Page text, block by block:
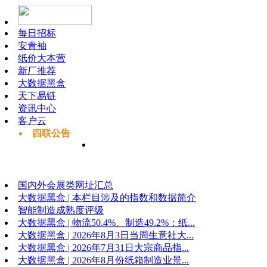
每日招标
安青袖
纸价大本营
新厂推荐
大数据黑盒
天下易链
资讯中心
客户云
四联公告
国内外会展类网址汇总
大数据黑盒 | 本栏目涉及的指数和数据简介
智能制造成熟度评级
大数据黑盒 | 物流50.4%、制造49.2%：纸...
大数据黑盒 | 2026年8月3日当周生意社大...
大数据黑盒 | 2026年7月31日大宗商品指...
大数据黑盒 | 2026年8月份纸箱制造业景...